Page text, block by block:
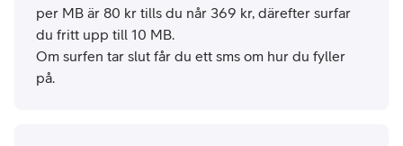
per MB är 80 kr tills du når 369 kr, därefter surfar
du fritt upp till 10 MB.
Om surfen tar slut får du ett sms om hur du fyller
på.